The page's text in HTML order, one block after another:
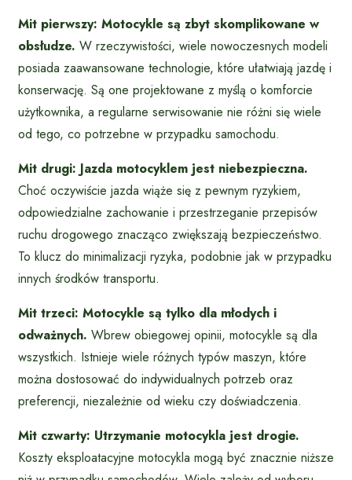
Mit pierwszy: Motocykle są zbyt skomplikowane w
obsłudze. W rzeczywistości, wiele nowoczesnych modeli
posiada zaawansowane technologie, które ułatwiają jazdę i
konserwację. Są one projektowane z myślą o komforcie
użytkownika, a regularne serwisowanie nie różni się wiele
od tego, co potrzebne w przypadku samochodu.
Mit drugi: Jazda motocyklem jest niebezpieczna.
Choć oczywiście jazda wiąże się z pewnym ryzykiem,
odpowiedzialne zachowanie i przestrzeganie przepisów
ruchu drogowego znacząco zwiększają bezpieczeństwo.
To klucz do minimalizacji ryzyka, podobnie jak w przypadku
innych środków transportu.
Mit trzeci: Motocykle są tylko dla młodych i
odważnych. Wbrew obiegowej opinii, motocykle są dla
wszystkich. Istnieje wiele różnych typów maszyn, które
można dostosować do indywidualnych potrzeb oraz
preferencji, niezależnie od wieku czy doświadczenia.
Mit czwarty: Utrzymanie motocykla jest drogie.
Koszty eksploatacyjne motocykla mogą być znacznie niższe